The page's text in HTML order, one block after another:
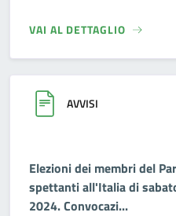
VAI AL DETTAGLIO
AVVISI
Elezioni dei membri del
spettanti all'Italia di
2024. Convocazi...